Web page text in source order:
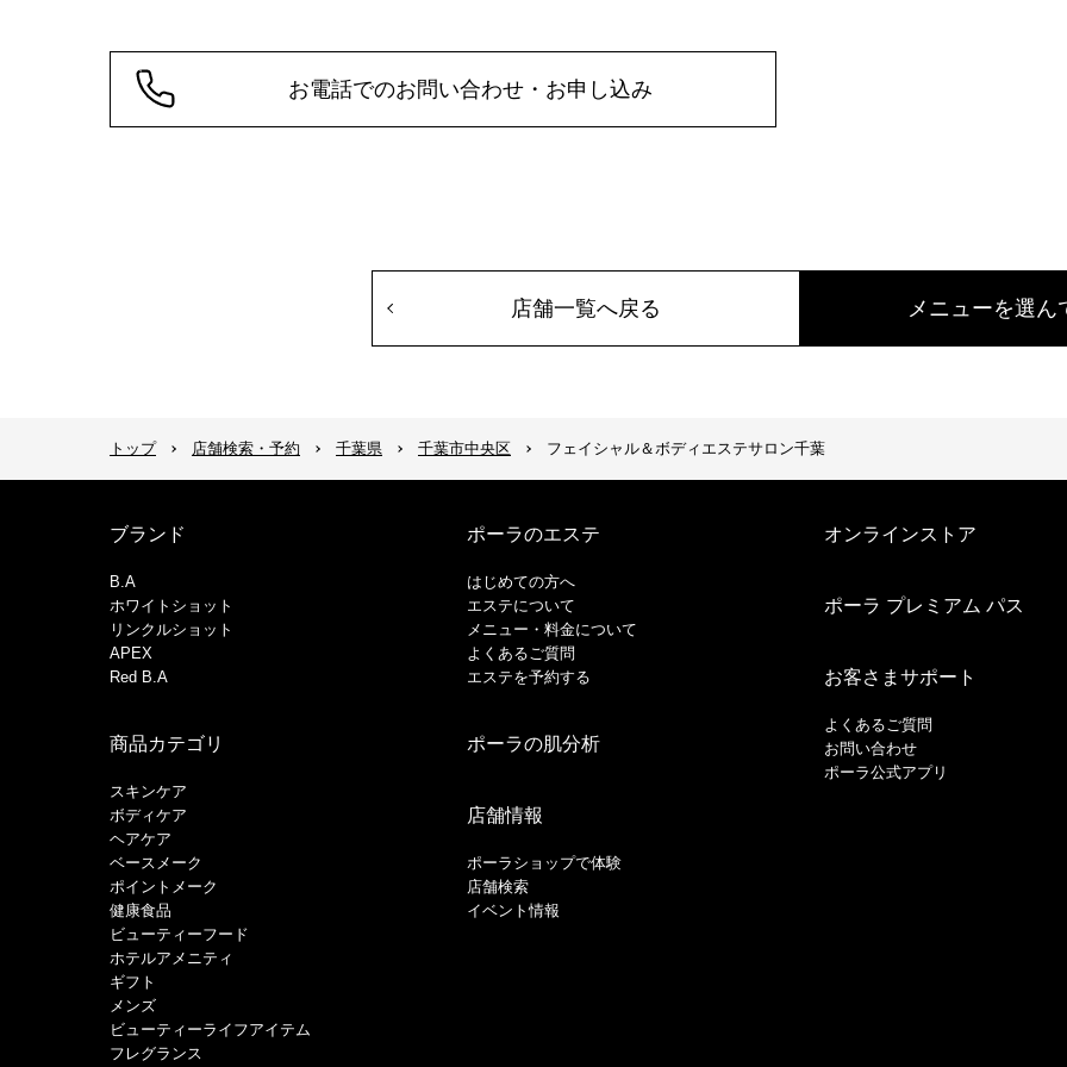
お電話でのお問い合わせ・お申し込み
メニューを選ん
店舗一覧へ戻る
トップ 店舗検索・予約 千葉県 千葉市中央区 フェイシャル＆ボディエステサロン千葉
ブランド
B.A
ホワイトショット
リンクルショット
APEX
Red B.A
商品カテゴリ
スキンケア
ボディケア
ヘアケア
​ベースメーク​
ポイントメーク​
健康食品
ビューティーフード
ホテルアメニティ
ギフト
メンズ
ビューティーライフアイテム
フレグランス
ポーラのエステ
はじめての方へ
エステについて
メニュー・料金について
よくあるご質問
エステを予約する
ポーラの肌分析
店舗情報
ポーラショップで体験
店舗検索
イベント情報
オンラインストア
ポーラ プレミアム パス
お客さまサポート
よくあるご質問
お問い合わせ
ポーラ公式アプリ